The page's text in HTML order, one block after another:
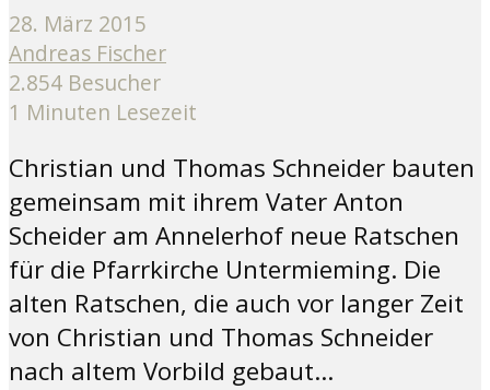
28. März 2015
Andreas Fischer
2.854 Besucher
1 Minuten Lesezeit
Christian und Thomas Schneider bauten
gemeinsam mit ihrem Vater Anton
Scheider am Annelerhof neue Ratschen
für die Pfarrkirche Untermieming. Die
alten Ratschen, die auch vor langer Zeit
von Christian und Thomas Schneider
nach altem Vorbild gebaut...